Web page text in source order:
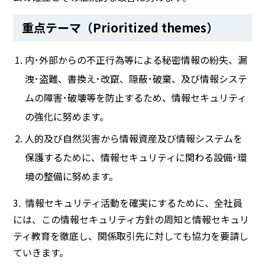
重点テーマ（Prioritized themes）
内･外部からの不正行為等による秘密情報の紛失、漏
洩･盗難、書換え･改竄、隠蔽･破棄、及び情報システ
ムの障害･破壊等を防止するため、情報セキュリティ
の強化に努めます。
人的及び自然災害から情報資産及び情報システムを
保護するために、情報セキュリティに関わる設備･環
境の整備に努めます。
3. 情報セキュリティ活動を確実にするために、全社員
には、この情報セキュリティ方針の周知と情報セキュリ
ティ教育を徹底し、関係取引先に対しても協力を要請し
ていきます。